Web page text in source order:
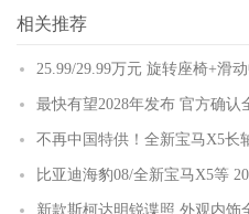
相关推荐
25.99/29.99万元 旋转座椅+滑
最快有望2028年发布 官方确
不再中国特供！全新宝马X5长
比亚迪海豹08/全新宝马X5等
新款斯柯达明锐谍照 外观内饰